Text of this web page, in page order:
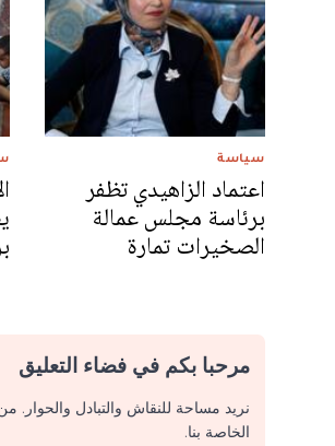
سياسة
اعتماد الزاهيدي تظفر
برئاسة مجلس عمالة
الصخيرات تمارة
مرحبا بكم في فضاء التعليق
نريد مساحة للنقاش والتبادل والحوار.
الخاصة بنا.